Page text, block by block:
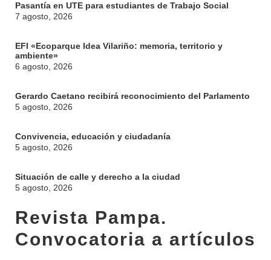
Pasantía en UTE para estudiantes de Trabajo Social
7 agosto, 2026
EFI «Ecoparque Idea Vilariño: memoria, territorio y
ambiente»
6 agosto, 2026
Gerardo Caetano recibirá reconocimiento del Parlamento
5 agosto, 2026
Convivencia, educación y ciudadanía
5 agosto, 2026
Situación de calle y derecho a la ciudad
5 agosto, 2026
Revista Pampa.
Convocatoria a artículos